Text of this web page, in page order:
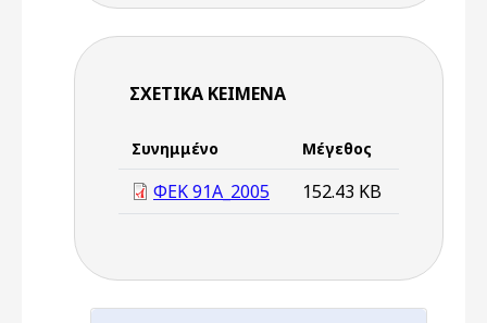
ΣΧΕΤΙΚΆ ΚΕΊΜΕΝΑ
Συνημμένο Μέγεθος
ΦΕΚ 91Α_2005 152.43 KB